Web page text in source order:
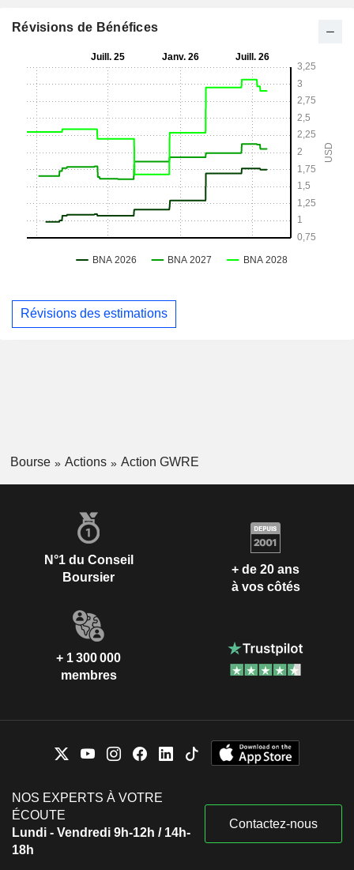
Révisions de Bénéfices
Révisions des estimations
Bourse Actions Action GWRE
N°1 du Conseil
Boursier
+ de 20 ans
à vos côtés
+ 1 300 000
membres
NOS EXPERTS À VOTRE
ÉCOUTE
Lundi - Vendredi 9h-12h / 14h-
18h
Contactez-nous